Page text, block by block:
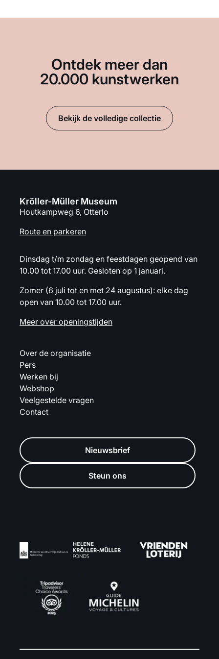
Ontdek meer dan
20.000 kunstwerken
Bekijk de volledige collectie
Kröller-Müller Museum
Houtkampweg 6, Otterlo
Route en parkeren
Dinsdag t/m zondag en feestdagen geopend van
10.00 tot 17.00 uur. Gesloten op 1 januari.
Zomer (6 juli tot en met 24 augustus): elke dag
open van 10.00 tot 17.00 uur.
Meer over openingstijden
Over de organisatie
Pers
Werken bij
Webshop
Veelgestelde vragen
Contact
Nieuwsbrief
Steun ons